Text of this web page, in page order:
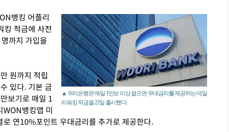
▲ 우리은행은 매일 1만보 이상 걸으면 우대금리를 제공하는 데일
리워킹 적금을 22일 출시했다.
뱅킹 어플리
킹 적금에 사전
까지 가입을
원까지 적립
있다. 기본 금
보기로 매일 1
WON뱅킹앱 미
로 연10%포인트 우대금리를 추가로 제공한다.